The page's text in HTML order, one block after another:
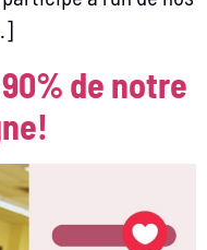
de notre